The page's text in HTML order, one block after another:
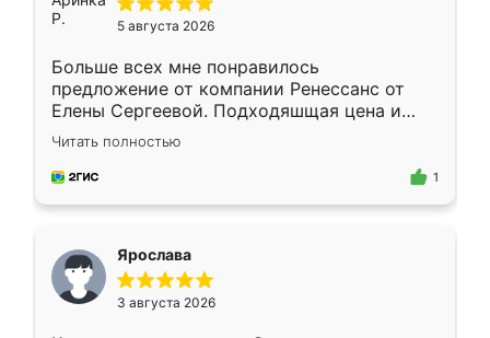
5 августа 2026
Больше всех мне понравилось
предложение от компании Ренессанс от
Елены Сергеевой. Подходяшщая цена и
короткие сроки изготовления. Приехавший
для замера сотрудник Владислав
предложил по моему эскизу самый
Читать полностью
1
Ярослава
3 августа 2026